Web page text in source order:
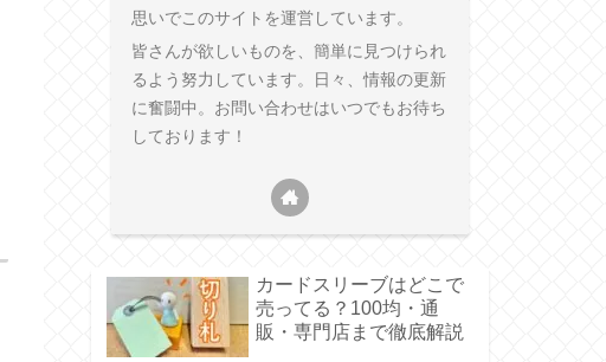
思いでこのサイトを運営しています。
皆さんが欲しいものを、簡単に見つけられ
るよう努力しています。日々、情報の更新
に奮闘中。お問い合わせはいつでもお待ち
しております！
カードスリーブはどこで
売ってる？100均・通
販・専門店まで徹底解説